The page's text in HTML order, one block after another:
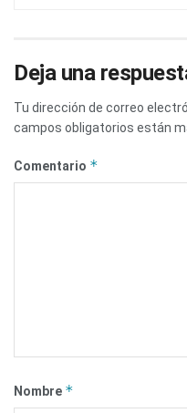
Deja una
Tu dirección de correo
campos obligatorios están
Comentario *
Nombre *